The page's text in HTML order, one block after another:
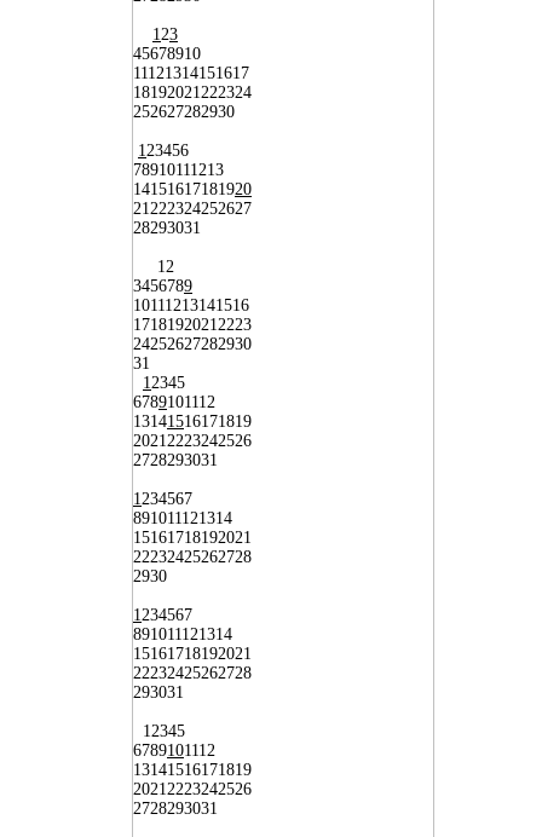
123
45678910
11121314151617
18192021222324
252627282930
123456
78910111213
14151617181920
21222324252627
28293031
12
3456789
10111213141516
17181920212223
24252627282930
31
12345
6789101112
13141516171819
20212223242526
2728293031
1234567
891011121314
15161718192021
22232425262728
2930
1234567
891011121314
15161718192021
22232425262728
293031
12345
6789101112
13141516171819
20212223242526
2728293031